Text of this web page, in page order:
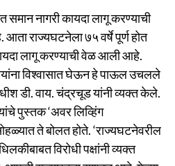
समान नागरी कायदा लागू करण्याची
राज्यघटनेला ७५ वर्षे पूर्ण होत
लागू करण्याची वेळ आली आहे.
विश्वासात घेऊन हे पाऊल उचलले
डी. वाय. चंद्रचूड यांनी व्यक्त केले.
पुस्तक ‘अवर लिव्हिंग
ते बोलत होते. ‘राज्यघटनेवरील
विरोधी पक्षांनी व्यक्त